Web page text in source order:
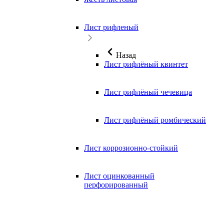
Лист рифленый
Назад
Лист рифлёный квинтет
Лист рифлёный чечевица
Лист рифлёный ромбический
Лист коррозионно-стойкий
Лист оцинкованный
перфорированный